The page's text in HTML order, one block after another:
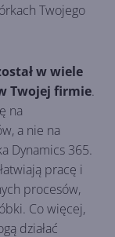
Twojego
w wiele
Twojej firmie.
na
a nie na
Dynamics 365.
pracę i
procesów,
Co więcej,
działać